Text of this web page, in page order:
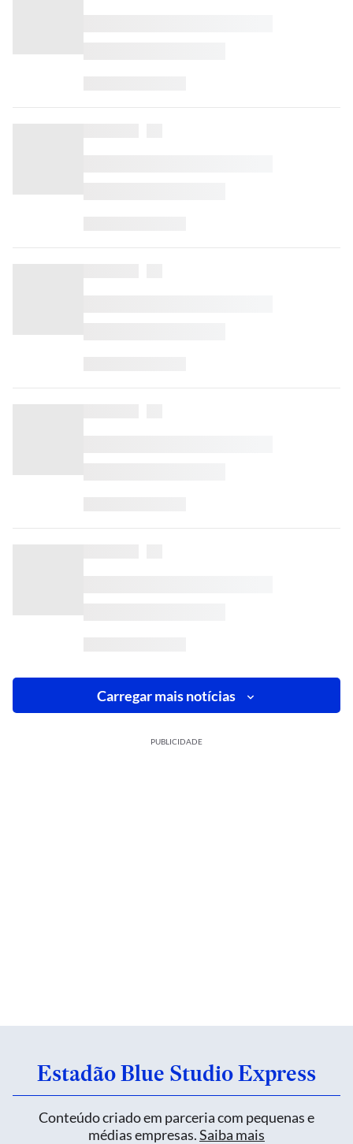
Carregar mais notícias
PUBLICIDADE
Estadão Blue Studio Express
Conteúdo criado em parceria com pequenas e
médias empresas.Saiba mais